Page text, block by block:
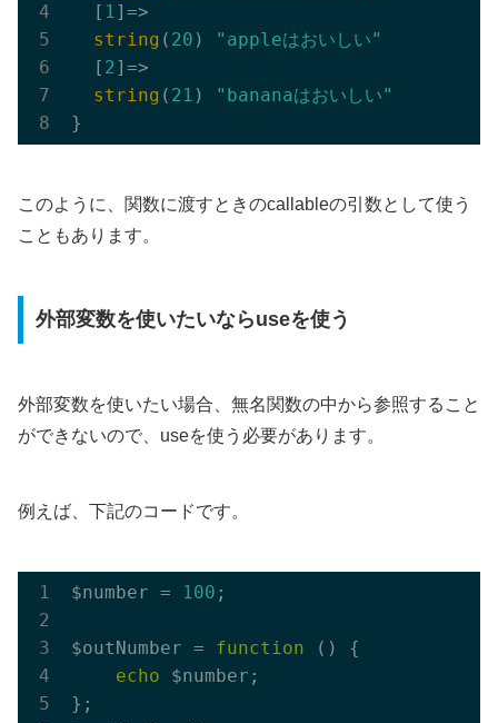
  [
1]=>
string ( 20 )
"appleはおいしい"
  [
2]=>
string ( 21 )
"bananaはおいしい"
このように、関数に渡すときのcallableの引数として使う
こともあります。
外部変数を使いたいならuseを使う
外部変数を使いたい場合、無名関数の中から参照すること
ができないので、useを使う必要があります。
例えば、下記のコードです。
$number = 100 ;
$outNumber = function ()
{
echo $number;
};